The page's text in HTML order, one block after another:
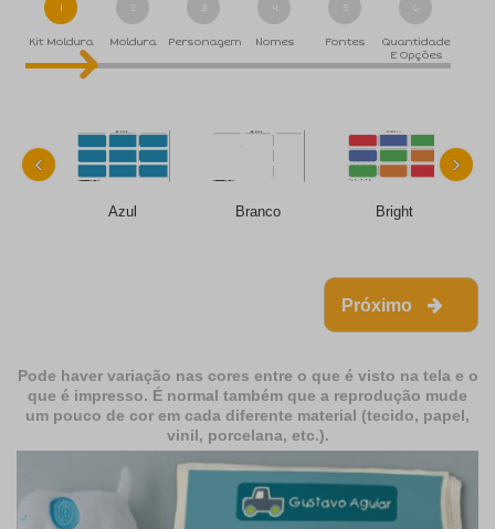
1
Kit Moldura
2
Moldura
3
Personagem
4
Nomes
5
Fontes
6
Quantidade
E Opções
Azul Branco Bright
‹ ›
Próximo
Pode haver variação nas cores entre o que é visto na tela e o
que é impresso. É normal também que a reprodução mude
um pouco de cor em cada diferente material (tecido, papel,
vinil, porcelana, etc.).